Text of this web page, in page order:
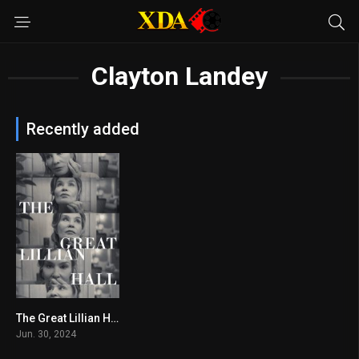
Clayton Landey
Recently added
7.6The Great Lillian Hall
Jun. 30, 2024